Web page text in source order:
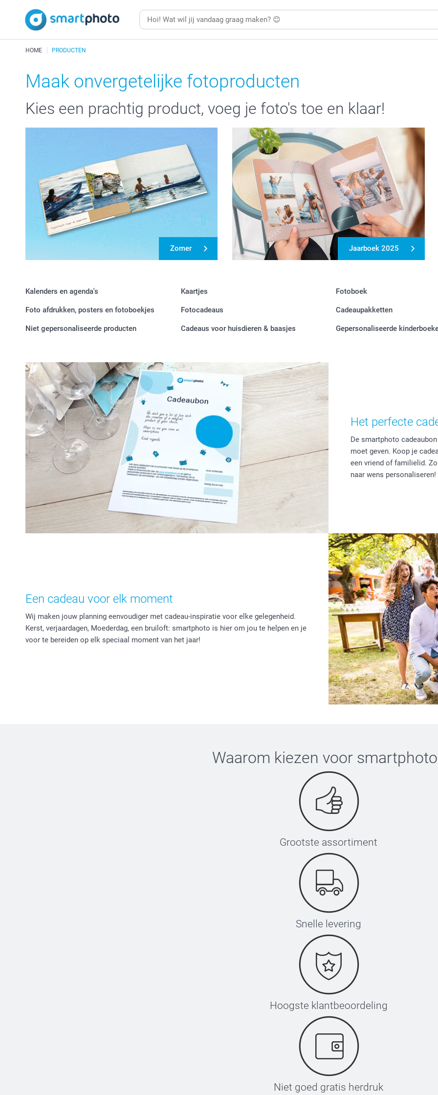
HOME PRODUCTEN
Maak onvergetelijke fotoproducten
Kies een prachtig product, voeg je foto's toe en klaar!
Zomer Jaarboek 2025
Kalenders en agenda's Kaartjes Fotoboek
Foto afdrukken, posters en fotoboekjes Fotocadeaus Cadeaupakketten
Niet gepersonaliseerde producten Cadeaus voor huisdieren & baasjes Gepersonaliseerde
Het perfecte
De smartphoto
moet geven. Koop je
een vriend of familielid.
naar wens personaliseren!
Een cadeau voor elk moment
Wij maken jouw planning eenvoudiger met cadeau-inspiratie voor elke gelegenheid.
Kerst, verjaardagen, Moederdag, een bruiloft: smartphoto is hier om jou te helpen en je
voor te bereiden op elk speciaal moment van het jaar!
Waarom kiezen voor smartphoto
Grootste assortiment
Snelle levering
Hoogste klantbeoordeling
Niet goed gratis herdruk